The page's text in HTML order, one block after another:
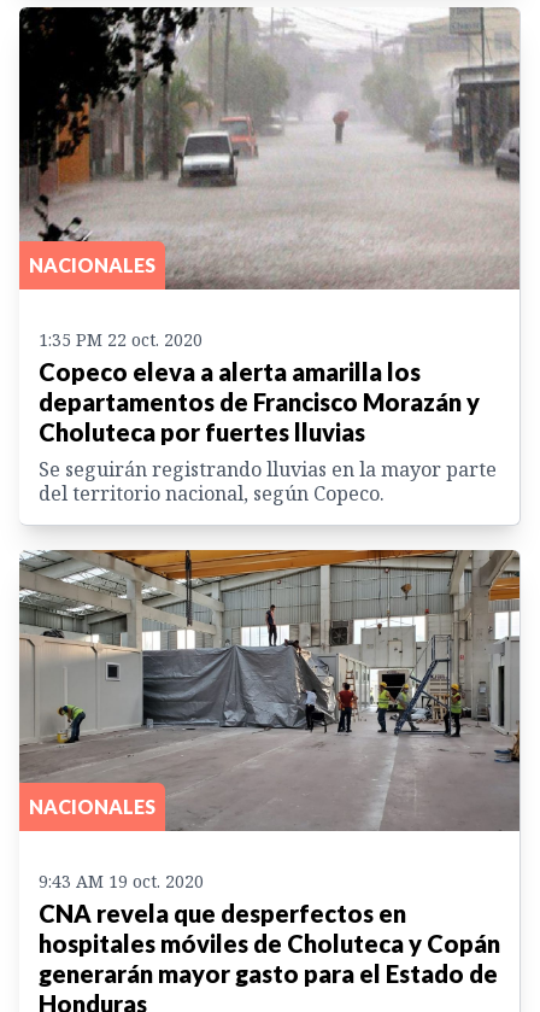
NACIONALES
1:35 PM 22 oct. 2020
Copeco eleva a alerta amarilla los
departamentos de Francisco Morazán y
Choluteca por fuertes lluvias
Se seguirán registrando lluvias en la mayor parte
del territorio nacional, según Copeco.
NACIONALES
9:43 AM 19 oct. 2020
CNA revela que desperfectos en
hospitales móviles de Choluteca y Copán
generarán mayor gasto para el Estado de
Honduras